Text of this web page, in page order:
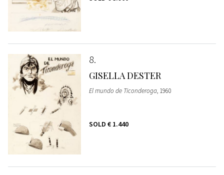
8
GISELLA DESTER
El mundo de Ticonderoga, 1960
SOLD € 1.440